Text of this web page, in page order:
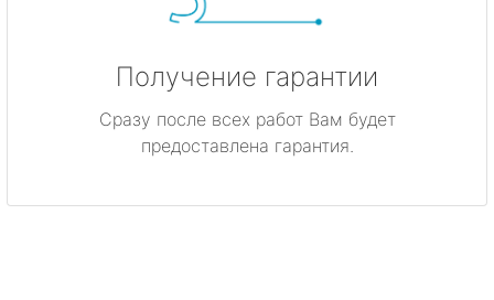
Получение гарантии
Сразу после всех работ Вам будет
предоставлена гарантия.